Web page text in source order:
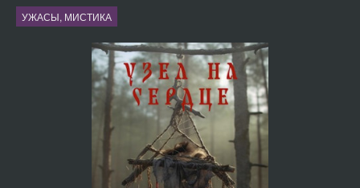
УЖАСЫ, МИСТИКА